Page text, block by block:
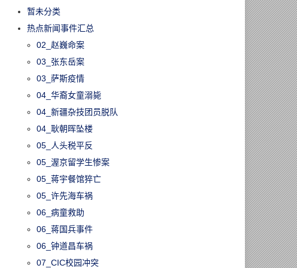
暂未分类
热点新闻事件汇总
02_赵巍命案
03_张东岳案
03_萨斯疫情
04_华裔女童溺毙
04_新疆杂技团员脱队
04_耿朝晖坠楼
05_人头税平反
05_渥京留学生惨案
05_蒋宇餐馆猝亡
05_许先海车祸
06_病童救助
06_蒋国兵事件
06_钟道昌车祸
07_CIC校园冲突